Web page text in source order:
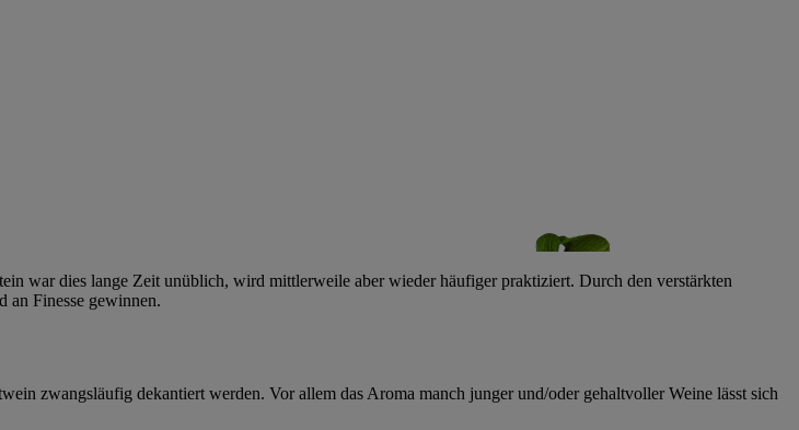
war dies lange Zeit unüblich, wird mittlerweile aber wieder häufiger praktiziert. Durch den verstärkten
an Finesse gewinnen.
zwangsläufig dekantiert werden. Vor allem das Aroma manch junger und/oder gehaltvoller Weine lässt sich